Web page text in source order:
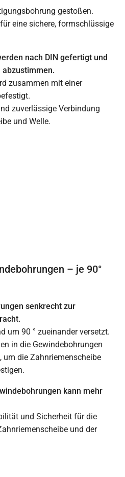
gestoßen.
eine sichere, formschlüssige
nach DIN gefertigt und
zusammen mit einer
zuverlässige Verbindung
und Welle.
– je 90°
senkrecht zur
um 90 ° zueinander versetzt.
in die Gewindebohrungen
um die Zahnriemenscheibe
kann mehr
und Sicherheit für die
und der